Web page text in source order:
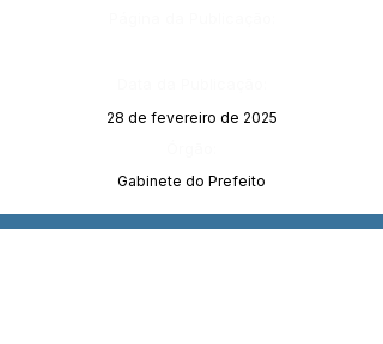
28 de fevereiro de 2025
Gabinete do Prefeito